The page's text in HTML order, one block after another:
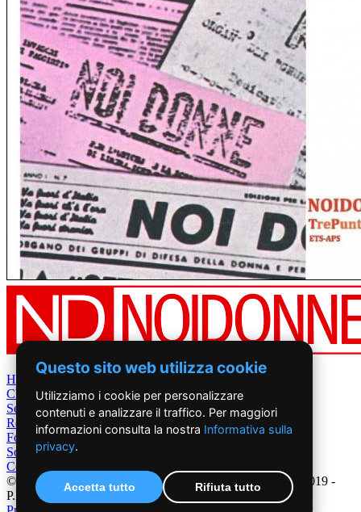
Home
Chi Siamo
Settimanale
Rete News
Foto&Video
Sostienici
Contatti
©2019 - NoiDonne - Iscrizione ROC n.33421 del 23 /09/ 2019 -
P.IVA 00878931005
Questo sito web utilizza cookie
Utilizziamo i cookie per personalizzare
contenuti e analizzare il traffico. Per maggiori
informazioni consulta la nostra Informativa sulla
privacy.
Accetta tutto Rifiuta tutto